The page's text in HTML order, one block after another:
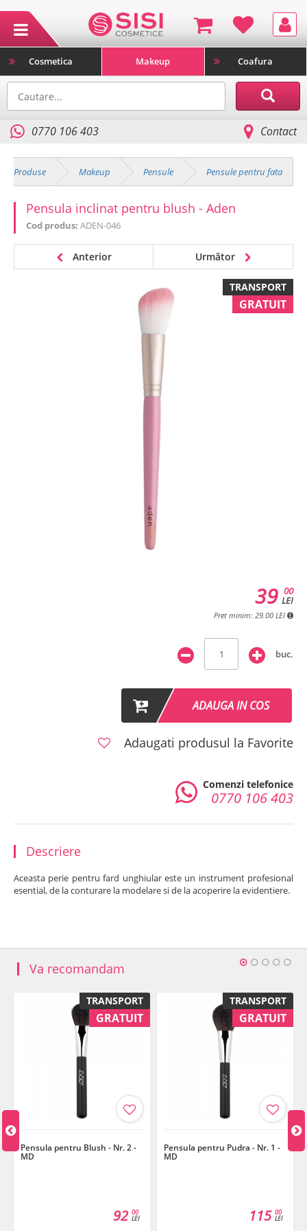
Cosmetica Makeup Coafura
0770 106 403 Contact
Produse Makeup Pensule Pensule pentru fata
Pensula inclinat pentru blush - Aden
Cod produs: ADEN-046
Anterior Următor
TRANSPORT
GRATUIT
00
LEI
39
Pret minim: 29.00 LEI
buc.
ADAUGA IN COS
Adaugati produsul la Favorite
Comenzi telefonice
0770 106 403
Descriere
Aceasta perie pentru fard unghiular este un instrument profesional
esential, de la conturare la modelare si de la acoperire la evidentiere.
Va recomandam
TRANSPORT
GRATUIT
Pensula pentru Blush - Nr. 2 -
MD
00
LEI
92
TRANSPORT
GRATUIT
Pensula pentru Pudra - Nr. 1 -
MD
00
LEI
115